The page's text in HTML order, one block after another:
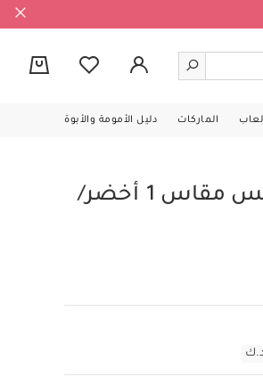
الماركات دليل الأمومة والأبوة
مجموعة لهايات بيبس بوهيم لاتكس مقاس 1 أخضر/